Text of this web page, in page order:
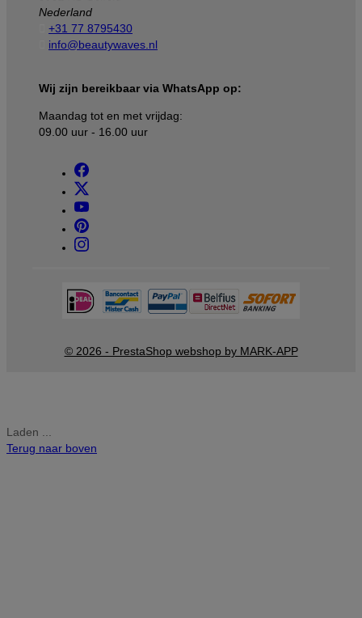
Nederland
+31 77 8795430
info@beautywaves.nl
Wij zijn bereikbaar via WhatsApp op:
Maandag tot en met vrijdag:
09.00 uur - 16.00 uur
© 2026 - PrestaShop webshop by MARK-APP
Laden ...
Terug naar boven